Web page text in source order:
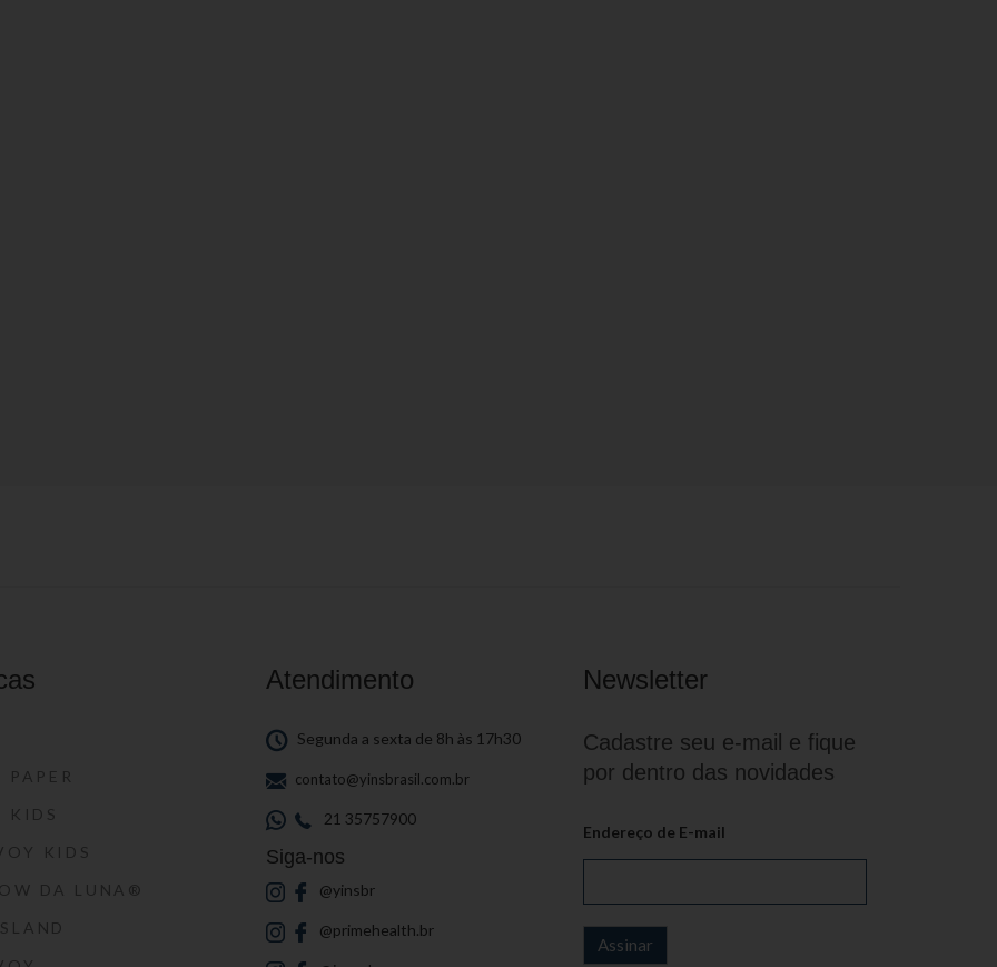
PAPER
KIDS
KIDS
DA LUNA®
Atendimento
Segunda a sexta de 8h às 17h30
contato@yinsbrasil.com.br
21 35757900
Siga-nos
@yinsbr
@primehealth.br
Newsletter
Cadastre seu e-mail e fique
por dentro das novidades
Endereço de E-mail